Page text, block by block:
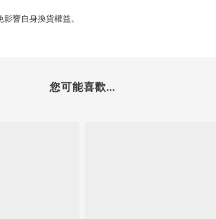
響自身換貨權益。
您可能喜歡...